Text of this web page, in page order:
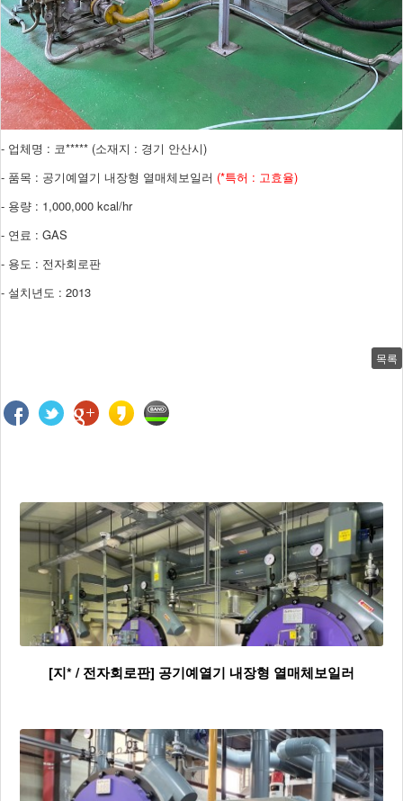
- 업체명 : 코***** (소재지 : 경기 안산시)
- 품목 : 공기예열기 내장형 열매체보일러 (*특허 : 고효율)
- 용량 : 1,000,000 kcal/hr
- 연료 : GAS
- 용도 : 전자회로판
- 설치년도 : 2013
목록
[지* / 전자회로판] 공기예열기 내장형 열매체보일러